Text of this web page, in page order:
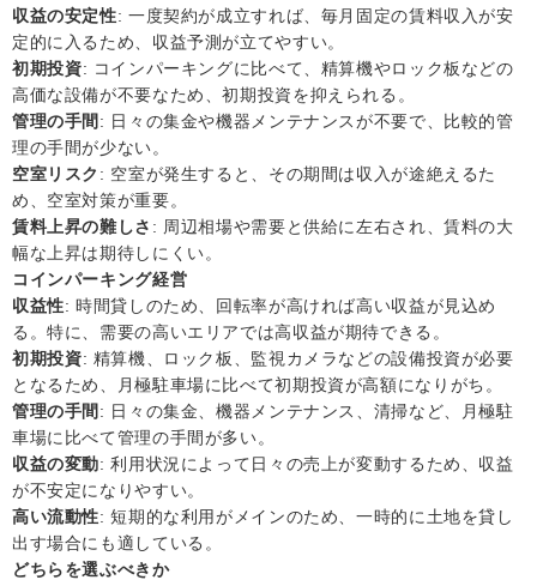
収益の安定性: 一度契約が成立すれば、毎月固定の賃料収入が安
定的に入るため、収益予測が立てやすい。
初期投資: コインパーキングに比べて、精算機やロック板などの
高価な設備が不要なため、初期投資を抑えられる。
管理の手間 : 日々の集金や機器メンテナンスが不要で、比較的管
理の手間が少ない。
空室リスク : 空室が発生すると、その期間は収入が途絶えるた
め、空室対策が重要。
賃料上昇の難しさ : 周辺相場や需要と供給に左右され、賃料の大
幅な上昇は期待しにくい。
コインパーキング経営
収益性: 時間貸しのため、回転率が高ければ高い収益が見込め
る。特に、需要の高いエリアでは高収益が期待できる。
初期投資: 精算機、ロック板、監視カメラなどの設備投資が必要
となるため、月極駐車場に比べて初期投資が高額になりがち。
管理の手間 : 日々の集金、機器メンテナンス、清掃など、月極駐
車場に比べて管理の手間が多い。
収益の変動: 利用状況によって日々の売上が変動するため、収益
が不安定になりやすい。
高い流動性: 短期的な利用がメインのため、一時的に土地を貸し
出す場合にも適している。
どちらを選ぶべきか